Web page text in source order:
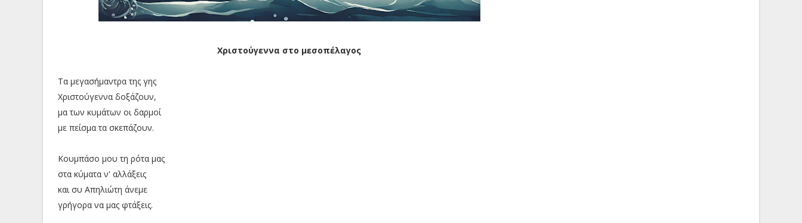
Χριστούγεννα στο μεσοπέλαγος
Τα μεγασήμαντρα της γης
Χριστούγεννα δοξάζουν,
μα των κυμάτων οι δαρμοί
με πείσμα τα σκεπάζουν.
Κουμπάσο μου τη ρότα μας
στα κύματα ν' αλλάξεις
και συ Απηλιώτη άνεμε
γρήγορα να μας φτάξεις.